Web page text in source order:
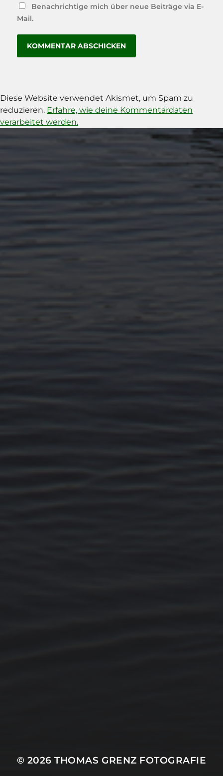
Benachrichtige mich über neue Beiträge via E-
Mail.
Diese Website verwendet Akismet, um Spam zu
reduzieren. Erfahre, wie deine Kommentardaten
verarbeitet werden.
© 2026THOMAS GRENZ FOTOGRAFIE